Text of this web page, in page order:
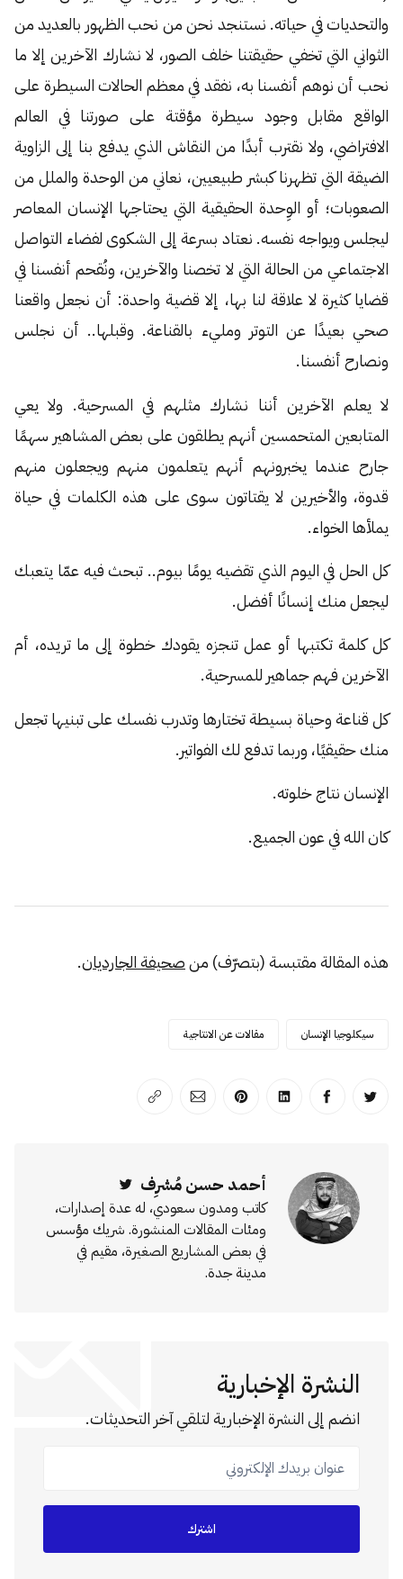
والتحديات في حياته. نستنجد نحن من نحب الظهور بالعديد من
الثواني التي تخفي حقيقتنا خلف الصور، لا نشارك الآخرين إلا ما
نحب أن نوهم أنفسنا به، نفقد في معظم الحالات السيطرة على
الواقع مقابل وجود سيطرة مؤقتة على صورتنا في العالم
الافتراضي، ولا نقترب أبدًا من النقاش الذي يدفع بنا إلى الزاوية
الضيقة التي تظهرنا كبشر طبيعيين، نعاني من الوحدة والملل من
الصعوبات؛ أو الوِحدة الحقيقية التي يحتاجها الإنسان المعاصر
ليجلس ويواجه نفسه. نعتاد بسرعة إلى الشكوى لفضاء التواصل
الاجتماعي من الحالة التي لا تخصنا والآخرين، ونُقحم أنفسنا في
قضايا كثيرة لا علاقة لنا بها، إلا قضية واحدة: أن نجعل واقعنا
صحي بعيدًا عن التوتر ومليء بالقناعة. وقبلها.. أن نجلس
ونصارح أنفسنا.
لا يعلم الآخرين أننا نشارك مثلهم في المسرحية. ولا يعي
المتابعين المتحمسين أنهم يطلقون على بعض المشاهير سهمًا
جارح عندما يخبرونهم أنهم يتعلمون منهم ويجعلون منهم
قدوة، والأخيرين لا يقتاتون سوى على هذه الكلمات في حياة
يملأها الخواء.
كل الحل في اليوم الذي تقضيه يومًا بيوم.. تبحث فيه عمّا يتعبك
ليجعل منك إنسانًا أفضل.
كل كلمة تكتبها أو عمل تنجزه يقودك خطوة إلى ما تريده، أم
الآخرين فهم جماهير للمسرحية.
كل قناعة وحياة بسيطة تختارها وتدرب نفسك على تبنيها تجعل
منك حقيقيًا، وربما تدفع لك الفواتير.
الإنسان نتاج خلوته.
كان الله في عون الجميع.
هذه المقالة مقتبسة (بتصرّف) منصحيفةالجارديان.
سيكلوجيا الإنسان مقالات عن الانتاجية
انشر على تويترانشر على الفيسبوك
انشر على لينكد إن
انشر على بينترست
انشر على الإيميل
انسخ الرابط
أحمد حسن مُشرِف
كاتب ومدون سعودي، له عدة إصدارات،
ومئات المقالات المنشورة. شريك مؤسس
في بعض المشاريع الصغيرة، مقيم في
مدينة جدة.
النشرة الإخبارية
انضم إلى النشرة الإخبارية لتلقي آخر التحديثات.
عنوان بريدك الإلكتروني
اشترك